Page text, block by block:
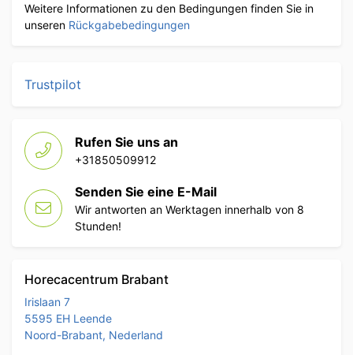
Weitere Informationen zu den Bedingungen finden Sie in
unseren Rückgabebedingungen
Trustpilot
Rufen Sie uns an
+31850509912
Senden Sie eine E-Mail
Wir antworten an Werktagen innerhalb von 8
Stunden!
Horecacentrum Brabant
Irislaan 7
5595 EH Leende
Noord-Brabant, Nederland